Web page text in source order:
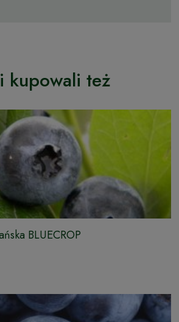
kupowali też
BLUECROP